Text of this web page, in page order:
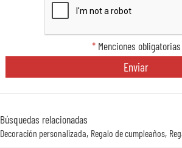
*Menciones obligatorias
Enviar
Búsquedas relacionadas
Decoración personalizada Regalo de cumpleaños